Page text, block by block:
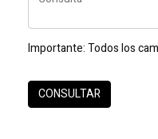
Importante:Todos los